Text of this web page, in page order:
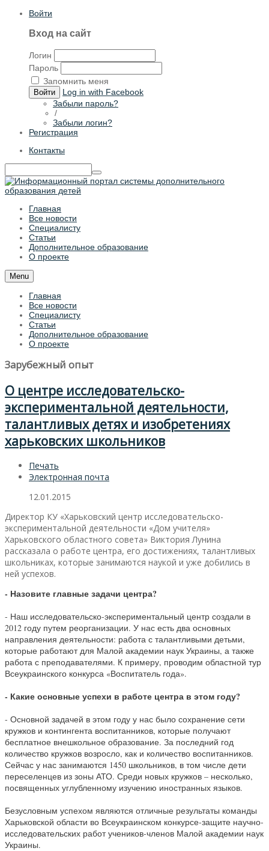
Войти
Вход на сайт
Логин
Пароль
Запомнить меня
Войти
Log in with Facebook
Забыли пароль?
/
Забыли логин?
Регистрация
Контакты
Главная
Все новости
Специалисту
Статьи
Дополнительное образование
О проекте
Menu
Главная
Все новости
Специалисту
Статьи
Дополнительное образование
О проекте
Зарубежный опыт
О центре исследовательско-
экспериментальной деятельности,
талантливых детях и изобретениях
харьковских школьников
Печать
Электронная почта
12.01.2015
Директор КУ «Харьковский центр исследовательско-
экспериментальной деятельности «Дом учителя»
Харьковского областного совета» Виктория Лунина
рассказала о работе центра, его достижениях, талантливых
школьниках, которые занимаются наукой и уже добились в
ней успехов.
- Назовите главные задачи центра?
- Наш исследовательско-экспериментальный центр создали в
2012 году путем реорганизации. У нас есть два основных
направления деятельности: работа с талантливыми детьми,
которые работают для Малой академии наук Украины, а также
работа с преподавателями. К примеру, проводим областной тур
Всеукраинского конкурса «Воспитатель года».
- Какие основные успехи в работе центра в этом году?
- Основной задачей в этом году у нас было сохранение сети
кружков и контингента воспитанников, которые получают
бесплатное внешкольное образование. За последний год
количество кружков возросло, как и количество воспитанников.
Сейчас у нас занимаются 1450 школьников, в том числе дети
переселенцев из зоны АТО. Среди новых кружков – несколько,
посвященных углубленному изучению иностранных языков.
Безусловным успехом являются отличные результаты команды
Харьковской области во Всеукраинском конкурсе-защите научно-
исследовательских работ учеников-членов Малой академии наук
Украины.